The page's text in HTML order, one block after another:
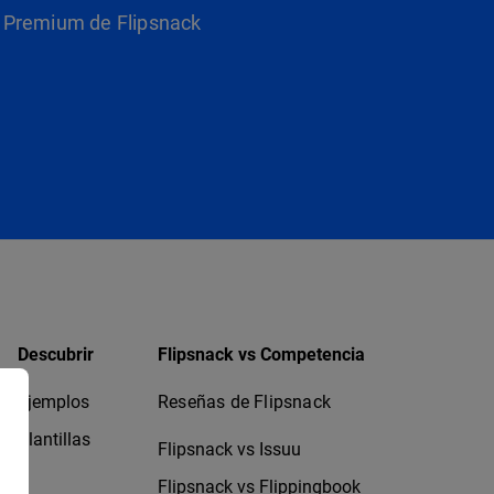
de Flipsnack
Descubrir
Ejemplos
Plantillas
Flipsnack vs Competencia
Reseñas de Flipsnack
Flipsnack vs Issuu
Flipsnack vs Flippingbook